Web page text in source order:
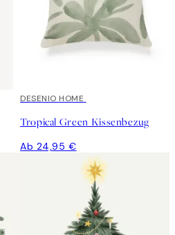
DESENIO HOME
Tropical Green Kissenbezug
Ab 24,95 €